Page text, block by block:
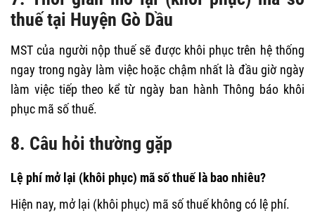
thuế tại Huyện Gò Dầu
MST của người nộp thuế sẽ được khôi phục trên hệ thống
ngay trong ngày làm việc hoặc chậm nhất là đầu giờ ngày
làm việc tiếp theo kể từ ngày ban hành Thông báo khôi
phục mã số thuế.
8. Câu hỏi thường gặp
Lệ phí mở lại (khôi phục) mã số thuế là bao nhiêu?
Hiện nay, mở lại (khôi phục) mã số thuế không có lệ phí.